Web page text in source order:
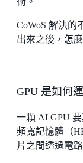
CoWoS 解決的
出來之後，怎
GPU 是如何
一顆 AI GPU
頻寬記憶體（
片之間透過電